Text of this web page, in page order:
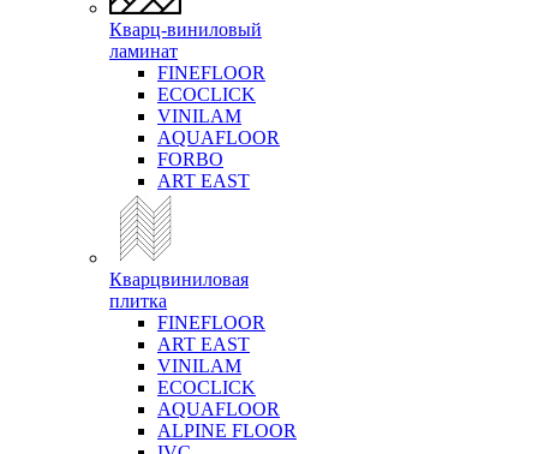
Кварц-виниловый
ламинат
FINEFLOOR
ECOCLICK
VINILAM
AQUAFLOOR
FORBO
ART EAST
Кварцвиниловая
плитка
FINEFLOOR
ART EAST
VINILAM
ECOCLICK
AQUAFLOOR
ALPINE FLOOR